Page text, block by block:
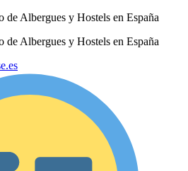
Albergues y Hostels en España
Albergues y Hostels en España